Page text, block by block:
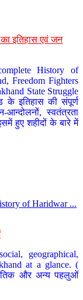
इतिहास एवं जन
History of
Freedom Fighters
State Struggle
के इतिहास की संपूर्ण
आन्दोलनों, स्वतंत्रता
हुए शहीदों के बारे में
of Haridwar ...
geographical,
at a glance. (
और अन्य पहलुओं